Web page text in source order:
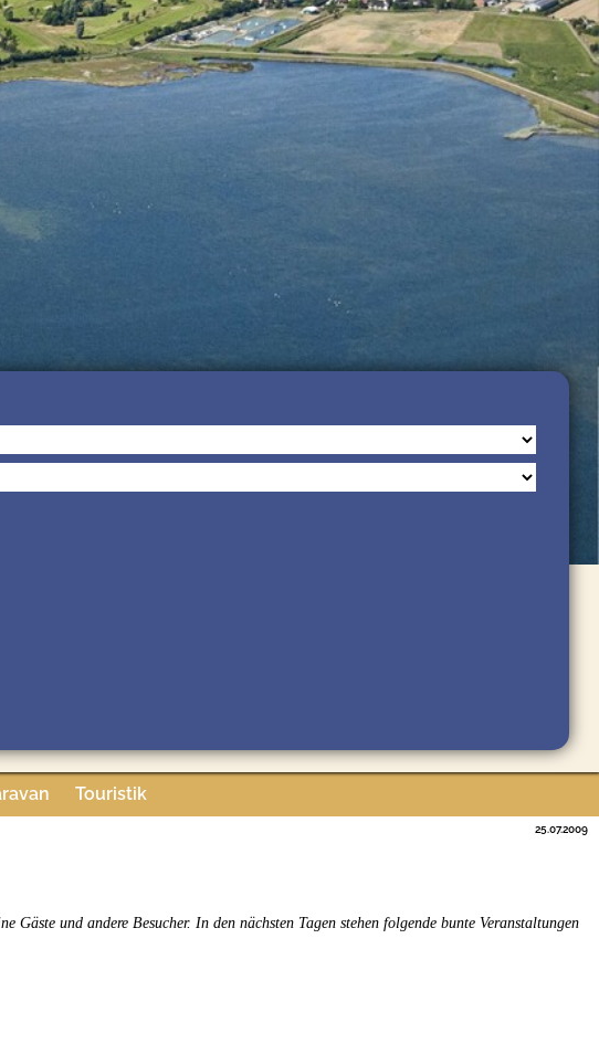
Touristik
25.07.2009
und andere Besucher. In den nächsten Tagen stehen folgende bunte Veranstaltungen